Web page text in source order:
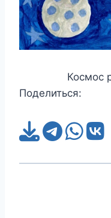
Космос
Поделиться: